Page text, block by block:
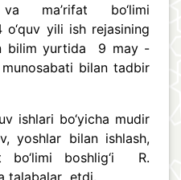
ma’rifat bo‘limi
o‘quv yili ish rejasining
bilim yurtida 9 may -
bilan tadbir
ishlari bo‘yicha mudir
yoshlar bilan ishlash,
bo‘limi boshlig‘i R.